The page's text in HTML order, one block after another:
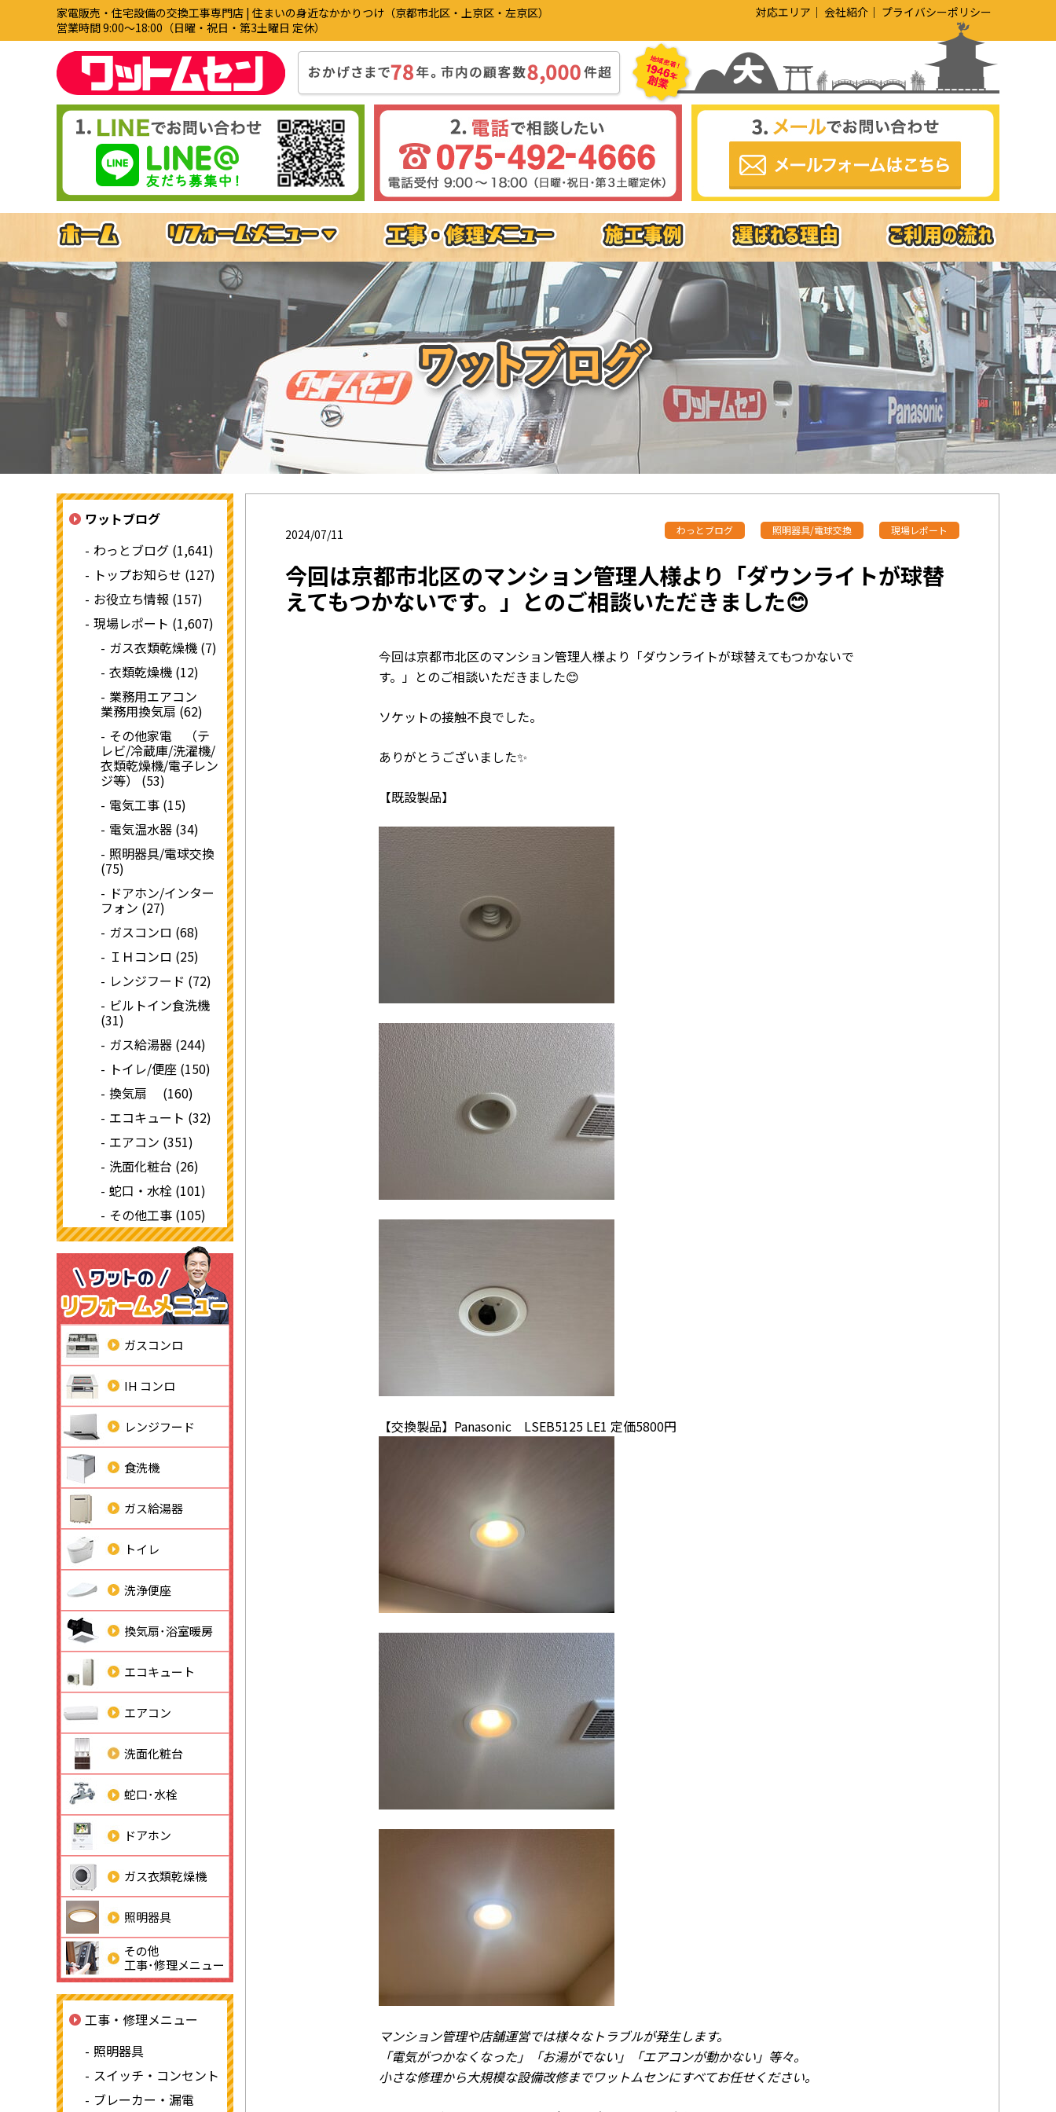
家電販売・住宅設備の交換工事専門店 | 住まいの身近なかかりつけ（京都市北区・上京区・左京区）
営業時間 9:00〜18:00（日曜・祝日・第3土曜日 定休）
対応エリア 会社紹介 プライバシーポリシー
2024/07/11 わっとブログ 照明器具/電球交換 現場レポート
今回は京都市北区のマンション管理人様より「ダウンライトが球替
えてもつかないです。」とのご相談いただきました😊
今回は京都市北区のマンション管理人様より「ダウンライトが球替えてもつかないで
す。」とのご相談いただきました😊
ソケットの接触不良でした。
ありがとうございました✨
【既設製品】
【交換製品】Panasonic LSEB5125 LE1 定価5800円
マンション管理や店舗運営では様々なトラブルが発生します。
「電気がつかなくなった」「お湯がでない」「エアコンが動かない」等々。
小さな修理から大規模な設備改修までワットムセンにすべてお任せください。
ワットブログ
わっとブログ (1,641)
トップお知らせ (127)
お役立ち情報 (157)
現場レポート (1,607)
ガス衣類乾燥機 (7)
衣類乾燥機 (12)
業務用エアコン
業務用換気扇 (62)
その他家電 （テ
レビ/冷蔵庫/洗濯機/
衣類乾燥機/電子レン
ジ等） (53)
電気工事 (15)
電気温水器 (34)
照明器具/電球交換
(75)
ドアホン/インター
フォン (27)
ガスコンロ (68)
ＩＨコンロ (25)
レンジフード (72)
ビルトイン食洗機
(31)
ガス給湯器 (244)
トイレ/便座 (150)
換気扇 (160)
エコキュート (32)
エアコン (351)
洗面化粧台 (26)
蛇口・水栓 (101)
その他工事 (105)
ガスコンロ
IH コンロ
レンジフード
食洗機
ガス給湯器
トイレ
洗浄便座
換気扇･浴室暖房
エコキュート
エアコン
洗面化粧台
蛇口･水栓
ドアホン
ガス衣類乾燥機
照明器具
その他
工事･修理メニュー
工事・修理メニュー
照明器具
スイッチ・コンセント
ブレーカー・漏電